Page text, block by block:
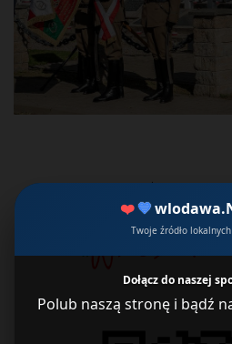
❤️ 💙
Twoje źródło
Dołącz do naszej
Polub naszą stronę i bądź